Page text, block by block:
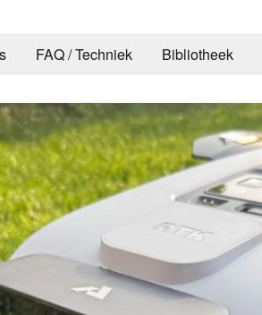
FAQ / Techniek Bibliotheek